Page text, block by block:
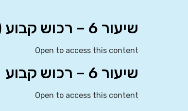
שיעור 6 – רכוש קבוע (מודל עלות)
Open to access this content
שיעור 6 – רכוש קבוע
Open to access this content